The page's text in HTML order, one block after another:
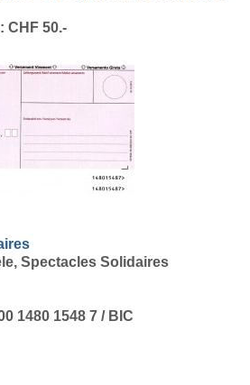
CHF 50.-
Spectacles Solidaires
1480 1548 7 / BIC